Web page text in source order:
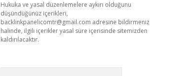
Hukuka ve yasal düzenlemelere aykırı olduğunu
düşündüğünüz içerikleri,
backlinkpanelicomtr@gmail.com adresine bildirmeniz
halinde, ilgili içerikler yasal süre içerisinde sitemizden
kaldırılacaktır.